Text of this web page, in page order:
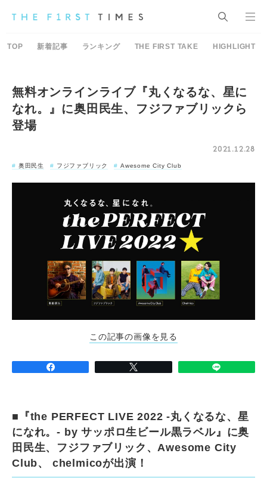
TOP 新着記事 ランキング THE FIRST TAKE HIGHLIGHT
無料オンラインライブ『丸くなるな、星に
なれ。』に奥田民生、フジファブリックら
登場
2021.12.28
奥田民生 フジファブリック Awesome City Club
この記事の画像を見る
■『the PERFECT LIVE 2022 -丸くなるな、星
になれ。- by サッポロ生ビール黒ラベル』に奥
田民生、フジファブリック、Awesome City
Club、 chelmicoが出演！